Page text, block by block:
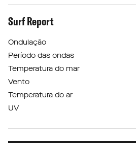
Surf Report
Ondulação
Período das ondas
Temperatura do mar
Vento
Temperatura do ar
UV